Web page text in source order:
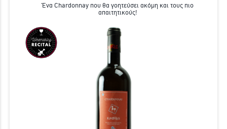
Ένα Chardonnay που θα γοητεύσει ακόμη και τους πιο
απαιτητικούς!